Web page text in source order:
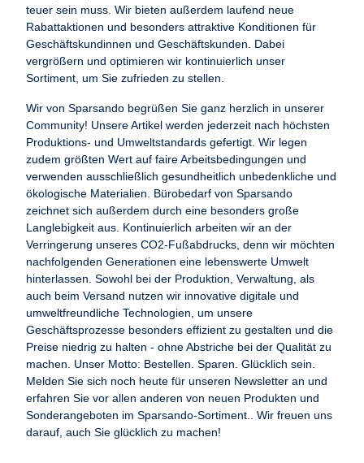
teuer sein muss. Wir bieten außerdem laufend neue
Rabattaktionen und besonders attraktive Konditionen für
Geschäftskundinnen und Geschäftskunden. Dabei
vergrößern und optimieren wir kontinuierlich unser
Sortiment, um Sie zufrieden zu stellen.
Wir von Sparsando begrüßen Sie ganz herzlich in unserer
Community! Unsere Artikel werden jederzeit nach höchsten
Produktions- und Umweltstandards gefertigt. Wir legen
zudem größten Wert auf faire Arbeitsbedingungen und
verwenden ausschließlich gesundheitlich unbedenkliche und
ökologische Materialien. Bürobedarf von Sparsando
zeichnet sich außerdem durch eine besonders große
Langlebigkeit aus. Kontinuierlich arbeiten wir an der
Verringerung unseres CO2-Fußabdrucks, denn wir möchten
nachfolgenden Generationen eine lebenswerte Umwelt
hinterlassen. Sowohl bei der Produktion, Verwaltung, als
auch beim Versand nutzen wir innovative digitale und
umweltfreundliche Technologien, um unsere
Geschäftsprozesse besonders effizient zu gestalten und die
Preise niedrig zu halten - ohne Abstriche bei der Qualität zu
machen. Unser Motto: Bestellen. Sparen. Glücklich sein.
Melden Sie sich noch heute für unseren Newsletter an und
erfahren Sie vor allen anderen von neuen Produkten und
Sonderangeboten im Sparsando-Sortiment.. Wir freuen uns
darauf, auch Sie glücklich zu machen!